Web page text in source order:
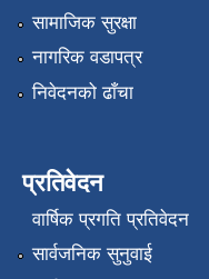
सामाजिक सुरक्षा
नागरिक वडापत्र
निवेदनको ढाँचा
प्रतिवेदन
वार्षिक प्रगति प्रतिवेदन
सार्वजनिक सुनुवाई